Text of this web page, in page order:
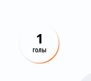
1
голы
Контакты